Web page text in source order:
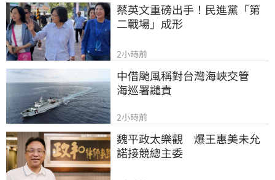
蔡英文重磅出手！民進黨「第
二戰場」成形
2小時前
中借颱風稱對台灣海峽交管
海巡署譴責
2小時前
魏平政太樂觀　爆王惠美未允
諾接競總主委